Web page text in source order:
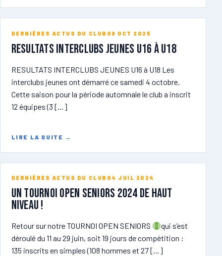
DERNIÈRES ACTUS DU CLUB 09 OCT 2025
RESULTATS INTERCLUBS JEUNES U16 à U18
RESULTATS INTERCLUBS JEUNES U16 à U18 Les
interclubs jeunes ont démarré ce samedi 4 octobre.
Cette saison pour la période automnale le club a inscrit
12 équipes (3 […]
LIRE LA SUITE →
DERNIÈRES ACTUS DU CLUB 04 JUIL 2024
Un tournoi open seniors 2024 de haut
niveau !
Retour sur notre TOURNOI OPEN SENIORS
qui s’est
déroulé du 11 au 29 juin, soit 19 jours de compétition :
135 inscrits en simples (108 hommes et 27 […]